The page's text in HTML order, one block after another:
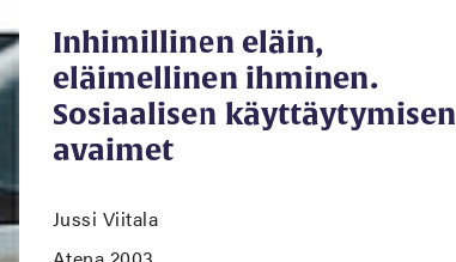
Inhimillinen eläin,
eläimellinen ihminen.
Sosiaalisen käyttäytymisen
avaimet
Jussi Viitala